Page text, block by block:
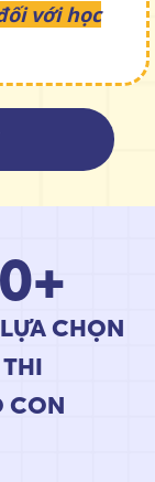
với học
CHỌN
CON